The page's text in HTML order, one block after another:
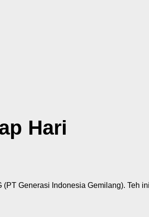
Hari
(PT Generasi Indonesia Gemilang). Teh